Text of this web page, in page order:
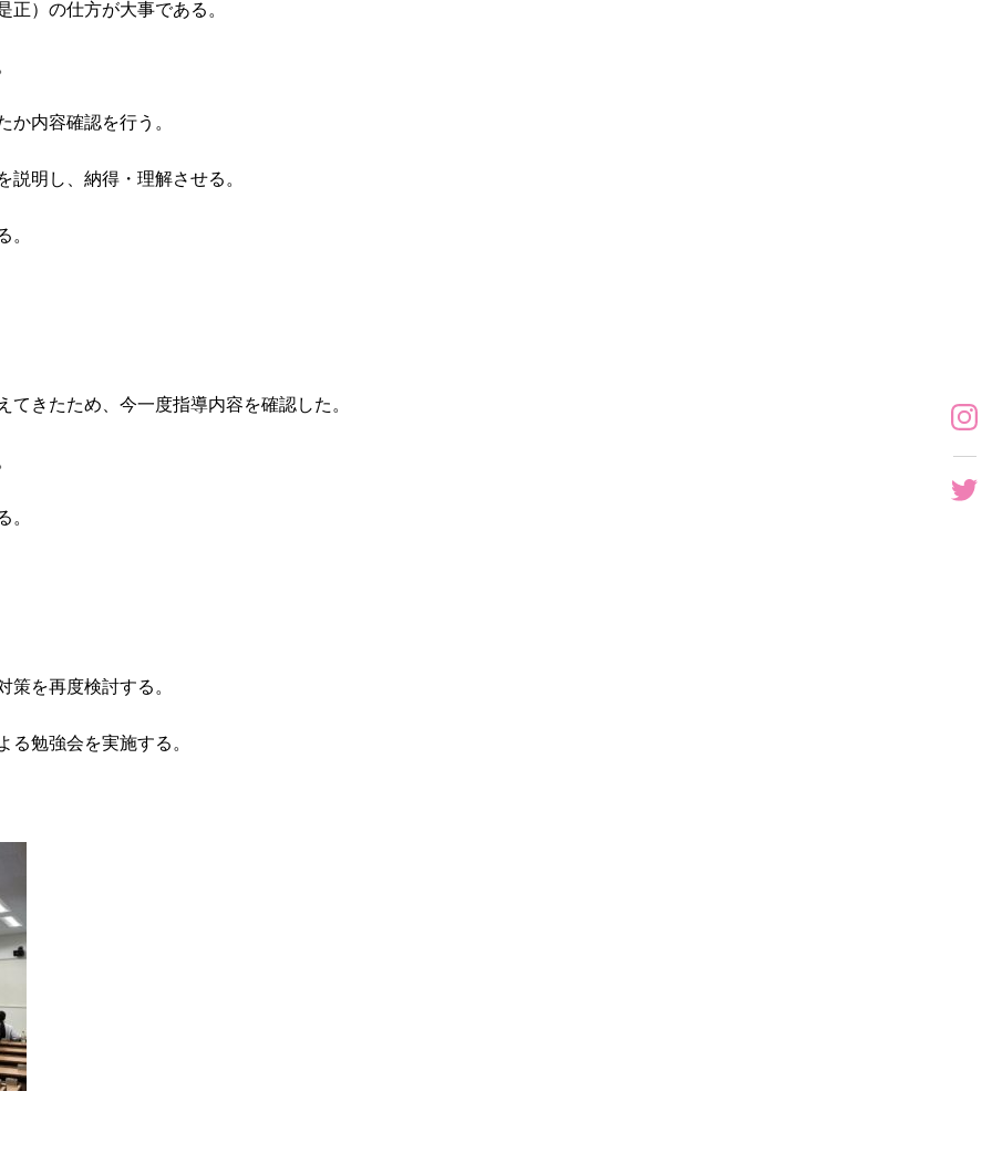
）の仕方が大事である。
か内容確認を行う。
明し、納得・理解させる。
。
きたため、今一度指導内容を確認した。
。
策を再度検討する。
る勉強会を実施する。